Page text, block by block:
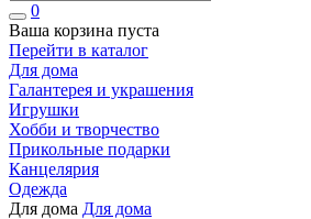
0
Ваша корзина пуста
Перейти в каталог
Для дома
Галантерея и украшения
Игрушки
Хобби и творчество
Прикольные подарки
Канцелярия
Одежда
Для дома Для дома